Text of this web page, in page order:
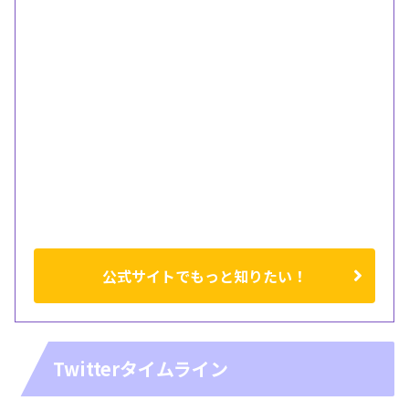
公式サイトでもっと知りたい！
Twitterタイムライン